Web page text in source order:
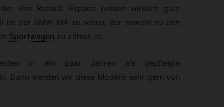
Van Renault Espace weisen wirklich gute
ist der BMW M4 zu sehen, der sowohl zu den
Sportwagen zu zählen ist.
in ein paar Jahren als gepflegte
Dann werden wir diese Modelle sehr gern von